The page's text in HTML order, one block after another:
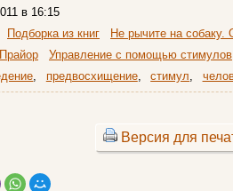
в 16:15
Подборка из книг
Не рычите на собаку.
Управление с помощью стимулов
, предвосхищение, стимул,
Версия для